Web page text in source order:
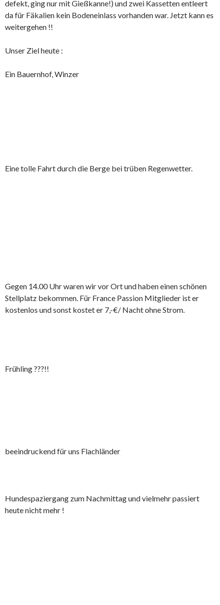
defekt, ging nur mit Gießkanne!) und zwei Kassetten entleert
da für Fäkalien kein Bodeneinlass vorhanden war. Jetzt kann es
weitergehen !!
Unser Ziel heute :
Ein Bauernhof, Winzer
Eine tolle Fahrt durch die Berge bei trüben Regenwetter.
Gegen 14.00 Uhr waren wir vor Ort und haben einen schönen
Stellplatz bekommen. Für France Passion Mitglieder ist er
kostenlos und sonst kostet er 7,-€/ Nacht ohne Strom.
Frühling ???!!
beeindruckend für uns Flachländer
Hundespaziergang zum Nachmittag und vielmehr passiert
heute nicht mehr !